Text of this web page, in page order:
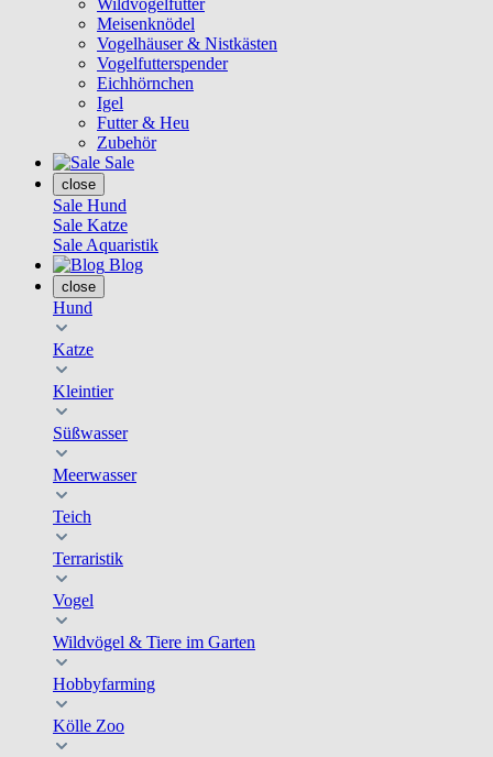
Wildvogelfutter
Meisenknödel
Vogelhäuser & Nistkästen
Vogelfutterspender
Eichhörnchen
Igel
Futter & Heu
Zubehör
Sale
close
Sale Hund
Sale Katze
Sale Aquaristik
Blog
close
Hund
Katze
Kleintier
Süßwasser
Meerwasser
Teich
Terraristik
Vogel
Wildvögel & Tiere im Garten
Hobbyfarming
Kölle Zoo